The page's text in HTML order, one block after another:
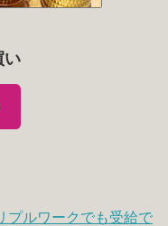
い
ルワークでも受給で